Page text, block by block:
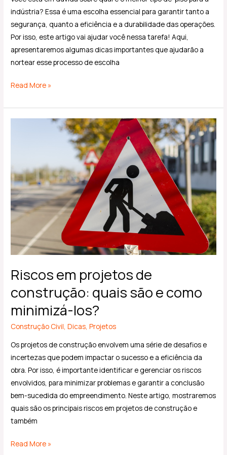
indústria? Essa é uma escolha essencial para garantir tanto a
segurança, quanto a eficiência e a durabilidade das operações.
Por isso, este artigo vai ajudar você nessa tarefa! Aqui,
apresentaremos algumas dicas importantes que ajudarão a
nortear esse processo de escolha
Read More »
Riscos em projetos de
construção: quais são e como
minimizá-los?
Construção Civil,Dicas,Projetos
Os projetos de construção envolvem uma série de desafios e
incertezas que podem impactar o sucesso e a eficiência da
obra. Por isso, é importante identificar e gerenciar os riscos
envolvidos, para minimizar problemas e garantir a conclusão
bem-sucedida do empreendimento. Neste artigo, mostraremos
quais são os principais riscos em projetos de construção e
também
construção:
quais
são
e
minimizá-
los?
Read More »